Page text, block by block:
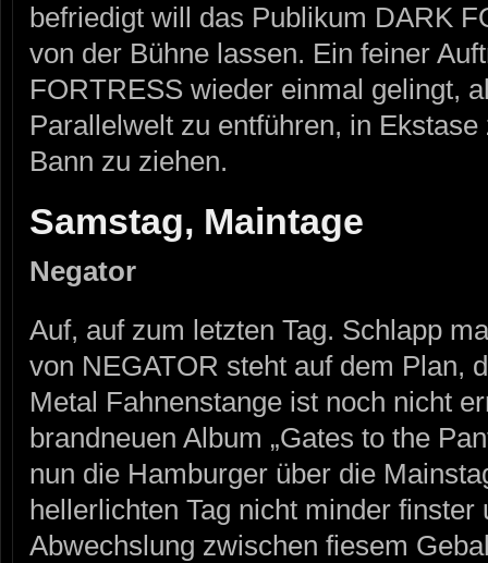
befriedigt will das Publikum DARK
von der Bühne lassen. Ein feiner
FORTRESS wieder einmal gelingt,
Parallelwelt zu entführen, in
Bann zu ziehen.
Samstag, Maintage
Negator
Auf, auf zum letzten Tag. Schlapp
von NEGATOR steht auf dem Plan,
Metal Fahnenstange ist noch nicht
brandneuen Album „Gates to the
nun die Hamburger über die
hellerlichten Tag nicht minder
Abwechslung zwischen fiesem